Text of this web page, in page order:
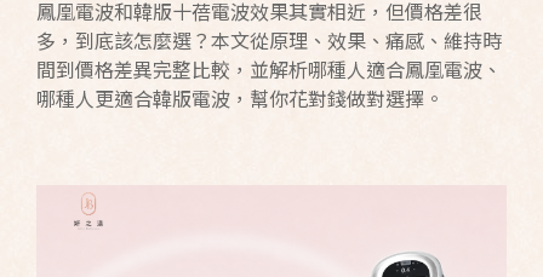
鳳凰電波和韓版十蓓電波效果其實相近，但價格差很
多，到底該怎麼選？本文從原理、效果、痛感、維持時
間到價格差異完整比較，並解析哪種人適合鳳凰電波、
哪種人更適合韓版電波，幫你花對錢做對選擇。